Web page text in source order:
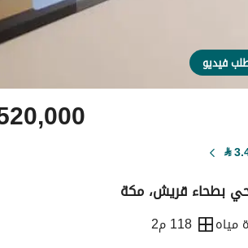
فيديو
⃁
حي بطحاء قريش، مكة
118 م2